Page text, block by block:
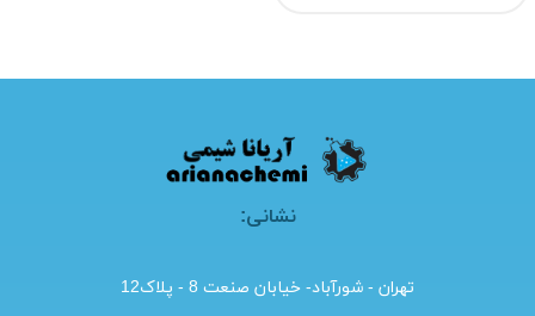
نشانی:
تهران - شورآباد- خیابان صنعت 8 - پلاک12